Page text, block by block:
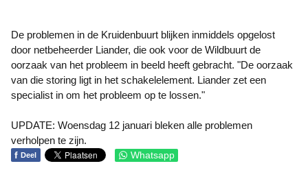
De problemen in de Kruidenbuurt blijken inmiddels opgelost
door netbeheerder Liander, die ook voor de Wildbuurt de
oorzaak van het probleem in beeld heeft gebracht. "De oorzaak
van die storing ligt in het schakelelement. Liander zet een
specialist in om het probleem op te lossen."
UPDATE: Woensdag 12 januari bleken alle problemen
verholpen te zijn.
f Deel Whatsapp